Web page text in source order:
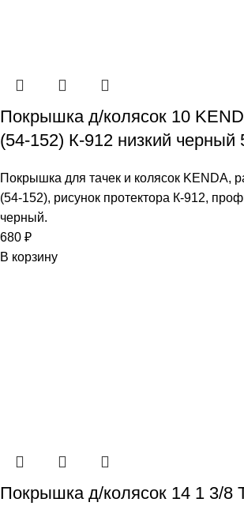
Покрышка д/колясок 10
(54-152) К-912 низкий черный
Покрышка для тачек и колясок KENDA,
(54-152), рисунок протектора К-912,
черный.
680 ₽
В корзину
Покрышка д/колясок 14 1 3/8